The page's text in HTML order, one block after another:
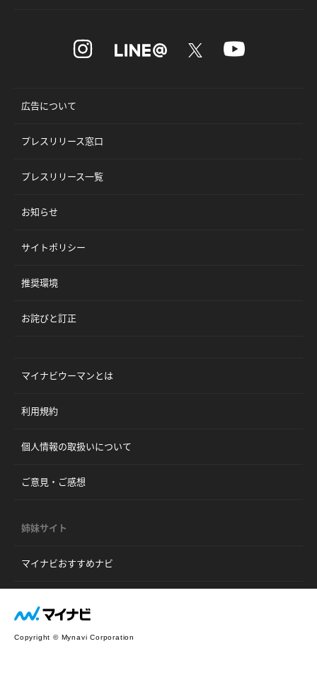
広告について
プレスリリース窓口
プレスリリース一覧
お知らせ
サイトポリシー
推奨環境
お詫びと訂正
マイナビウーマンとは
利用規約
個人情報の取扱いについて
ご意見・ご感想
姉妹サイト
マイナビおすすめナビ
Copyright © Mynavi Corporation